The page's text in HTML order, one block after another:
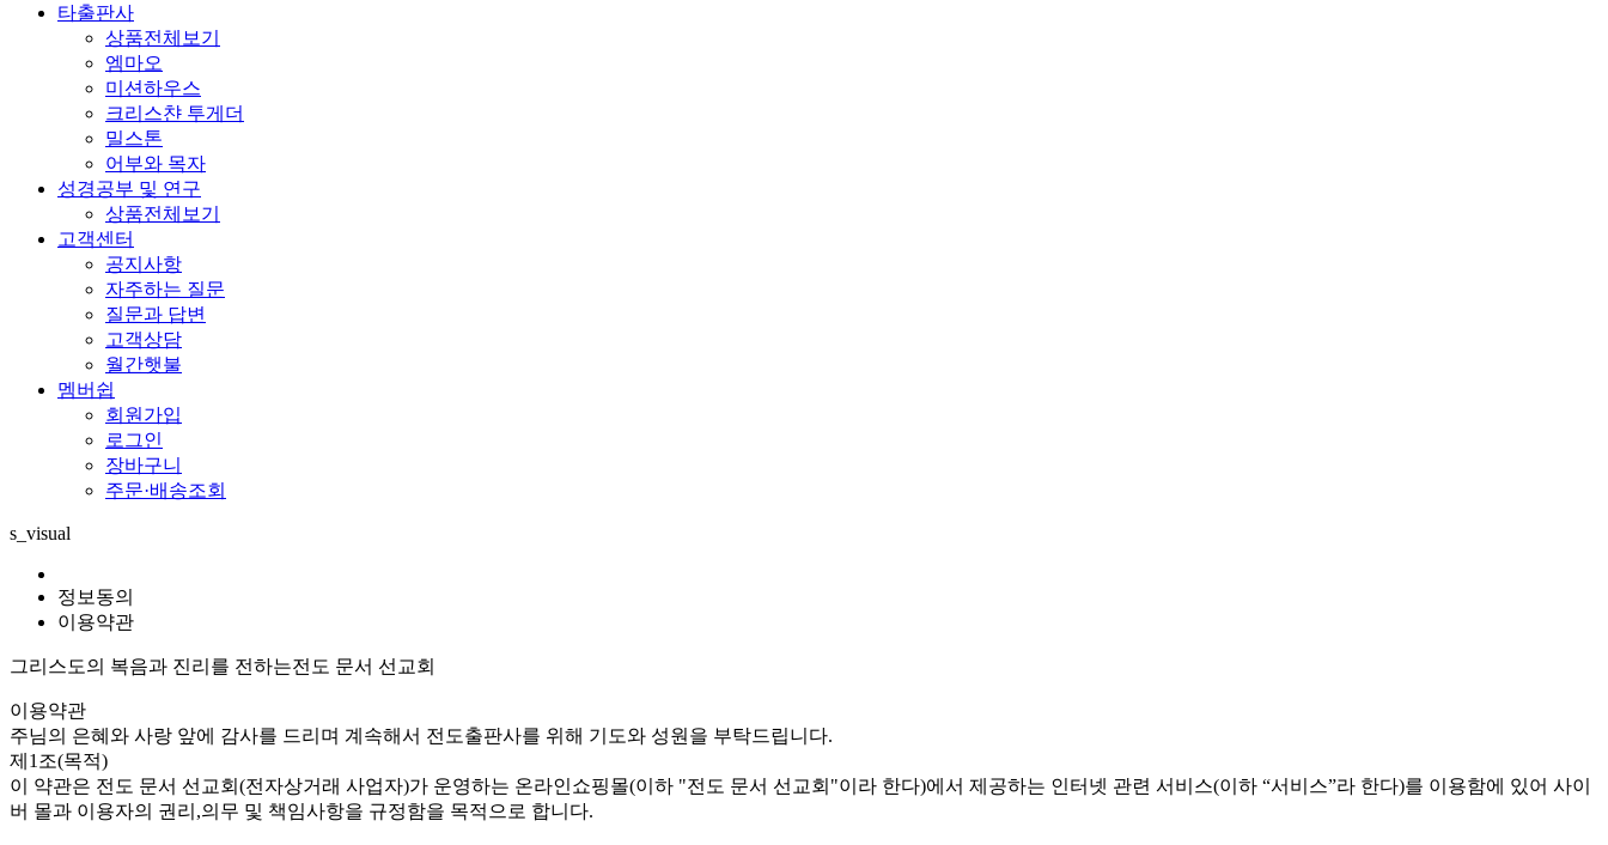
타출판사
상품전체보기
엠마오
미션하우스
크리스챤 투게더
밀스톤
어부와 목자
성경공부 및 연구
상품전체보기
고객센터
공지사항
자주하는 질문
질문과 답변
고객상담
월간햇불
멤버쉽
회원가입
로그인
장바구니
주문·배송조회
s_visual
정보동의
이용약관
그리스도의 복음과 진리를 전하는전도 문서 선교회
이용약관
주님의 은혜와 사랑 앞에 감사를 드리며 계속해서 전도출판사를 위해 기도와 성원을 부탁드립니다.
제1조(목적)
이 약관은 전도 문서 선교회(전자상거래 사업자)가 운영하는 온라인쇼핑몰(이하 "전도 문서 선교회"이라 한다)에서 제공하는 인터넷 관련 서비스(이하 “서비스”라 한다)를 이용함에 있어 사이
버 몰과 이용자의 권리,의무 및 책임사항을 규정함을 목적으로 합니다.